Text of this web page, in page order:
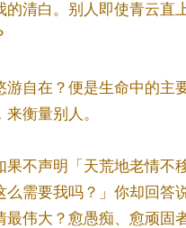
的清白。别人即使青云
游自在？便是生命中的
衡量别人。
果不声明「天荒地老情
么需要我吗？」你却回答
最伟大？愈愚痴、愈顽固